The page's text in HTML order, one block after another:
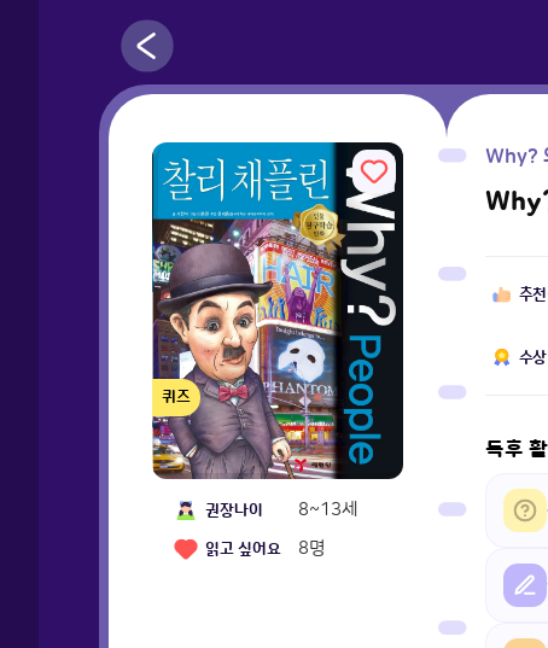
퀴즈
권장나이 8~13세
읽고 싶어요 8명
Why?
추천
수상
독후